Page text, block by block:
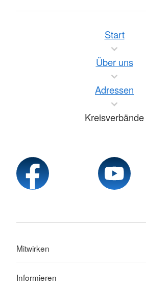
Start
Über uns
Adressen
Kreisverbände
Mitwirken
Informieren